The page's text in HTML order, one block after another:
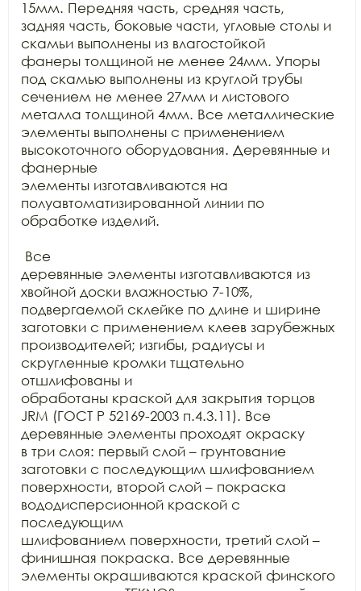
15мм. Передняя часть, средняя часть,
задняя часть, боковые части, угловые столы и
скамьи выполнены из влагостойкой
фанеры толщиной не менее 24мм. Упоры
под скамью выполнены из круглой трубы
сечением не менее 27мм и листового
металла толщиной 4мм. Все металлические
элементы выполнены с применением
высокоточного оборудования. Деревянные и
фанерные
элементы изготавливаются на
полуавтоматизированной линии по
обработке изделий.
Все
деревянные элементы изготавливаются из
хвойной доски влажностью 7-10%,
подвергаемой склейке по длине и ширине
заготовки с применением клеев зарубежных
производителей; изгибы, радиусы и
скругленные кромки тщательно
отшлифованы и
обработаны краской для закрытия торцов
JRM (ГОСТ Р 52169-2003 п.4.3.11). Все
деревянные элементы проходят окраску
в три слоя: первый слой – грунтование
заготовки с последующим шлифованием
поверхности, второй слой – покраска
вододисперсионной краской с
последующим
шлифованием поверхности, третий слой –
финишная покраска. Все деревянные
элементы окрашиваются краской финского